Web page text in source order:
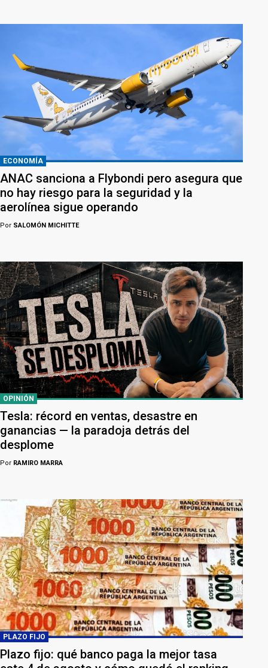
ECONOMÍA
ANAC sanciona a Flybondi pero asegura que
no hay riesgo para la seguridad y la
aerolínea sigue operando
Por SALOMÓN MICHITTE
OPINIÓN
Tesla: récord en ventas, desastre en
ganancias — la paradoja detrás del
desplome
Por RAMIRO MARRA
PLAZO FIJO
Plazo fijo: qué banco paga la mejor tasa